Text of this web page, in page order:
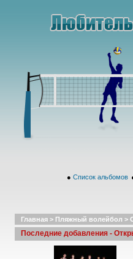
● Список альбомов
Главная > Пляжный волейбол >
Последние добавления -